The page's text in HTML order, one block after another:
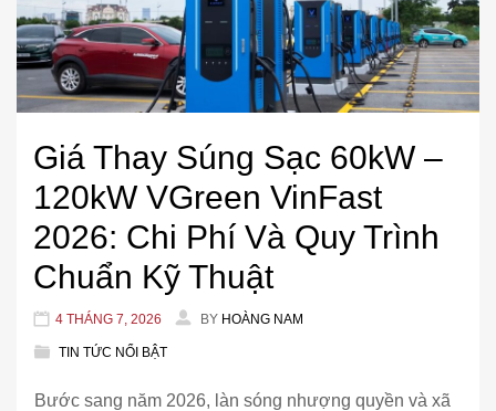
Giá Thay Súng Sạc 60kW –
120kW VGreen VinFast
2026: Chi Phí Và Quy Trình
Chuẩn Kỹ Thuật
4 THÁNG 7, 2026 BY HOÀNG NAM
TIN TỨC NỔI BẬT
Bước sang năm 2026, làn sóng nhượng quyền và xã